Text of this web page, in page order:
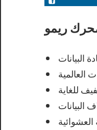
البيانات
العالمية
للغاية
البيانات